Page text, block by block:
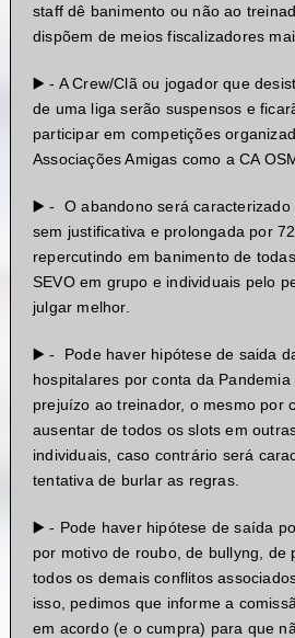
staff dê banimento ou não ao
dispõem de meios fiscalizadores
▶️ - A Crew/Clã ou jogador que
de uma liga serão suspensos e
participar em competições
Associações Amigas como a CA
▶️ - O abandono será caracterizado
sem justificativa e prolongada por
repercutindo em banimento de
SEVO em grupo e individuais pelo
julgar melhor.
▶️ - Pode haver hipótese de saida
hospitalares por conta da
prejuízo ao treinador, o mesmo por
ausentar de todos os slots em
individuais, caso contrário será
tentativa de burlar as regras.
▶️ - Pode haver hipótese de saída
por motivo de roubo, de bullyng, de
todos os demais conflitos
isso, pedimos que informe a
em acordo (e o cumpra) para que